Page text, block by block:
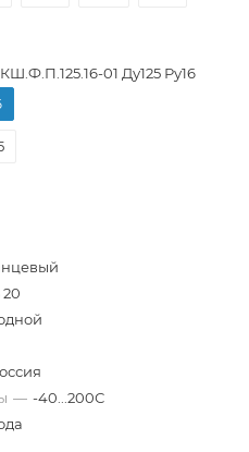
КШ.Ф.П.125.16-01 Ду125 Ру16
20
— -40...200С